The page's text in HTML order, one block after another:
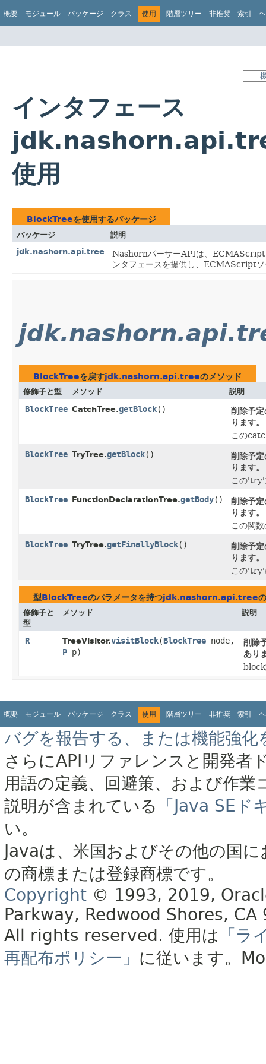
概要 モジュール パッケージ クラス 使用 階層ツリー 非推奨 索引
インタフェース
使用
BlockTreeを使用するパッケージ
パッケージ
説明
jdk.nashorn.api.tree
NashornパーサーAPIは、ECMAScript
ンタフェースを提供し、ECMAScript
BlockTreeを戻すjdk.nashorn.api.treeのメソッド
修飾子と型 メソッド 説明
BlockTree CatchTree.getBlock()
削除予
ります。
この
BlockTree TryTree.getBlock()
削除予
ります。
この'try'
BlockTree FunctionDeclarationTree.getBody()
削除予
ります。
この関
BlockTree TryTree.getFinallyBlock()
削除予
ります。
この'try'
型BlockTreeのパラメータを持つjdk.nashorn.api.tree
修飾子と
型
メソッド 説明
R TreeVisitor.visitBlock​(BlockTree node,
P p)
削除
あり
block
概要 モジュール パッケージ クラス 使用 階層ツリー 非推奨 索引
バグを報告する、または機能強化
さらにAPIリファレンスと開発者
用語の定義、回避策、および作
説明が含まれている
「Java SE
い。
Javaは、米国およびその他の国
の商標または登録商標です。
Copyright © 1993, 2019,
Parkway, Redwood Shores, CA
All rights reserved. 使用は 「ラ
再配布ポリシー」 に従います。